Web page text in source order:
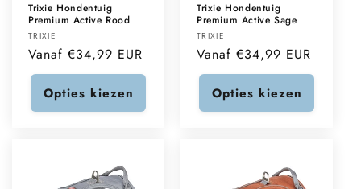
Trixie Hondentuig
Premium Active Rood
Verkoper:
TRIXIE
Normale
prijs
Vanaf €34,99 EUR
Opties kiezen
Trixie Hondentuig
Premium Active Sage
Verkoper:
TRIXIE
Normale
prijs
Vanaf €34,99 EUR
Opties kiezen